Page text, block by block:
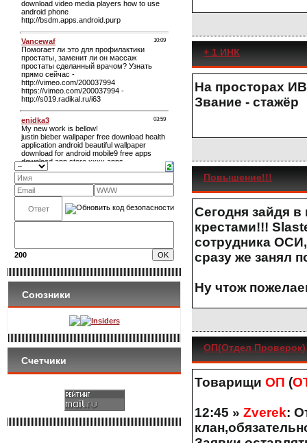
200
Союзники
Insiders
Счетчики
+ 1 ИНК
На просторах
Звание - стажёр
Повышение!!!
Сегодня зайдя
крестами!!!
сотрудника
сразу же занял
Ну чтож
ОП(Отдел Проверок)
Товарищи ОП (
12:45 » Zverek: